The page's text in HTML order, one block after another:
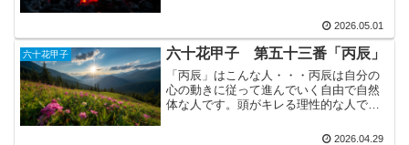
く見せようとする傾向があります。外か
ら見るとセンスがあって風流、つまりお
しゃれで余裕ある人に見え...
2026.05.01
六十花甲子 六十花甲子 第五十三番「丙辰」
「丙辰」はこんな人・・・丙辰は自分の
心の動きに従って進んでいく自由で自然
体な人です。頭がキレる理性的な人でも
よりは、しなやかな理性を持っている感
2026.04.29